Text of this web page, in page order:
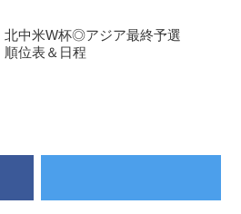
北中米W杯◎アジア最終予選
順位表＆日程